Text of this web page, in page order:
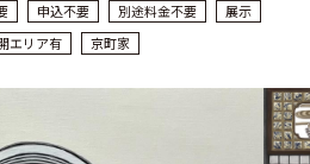
申込不要 別途料金不要
展示
エリア有
京町家